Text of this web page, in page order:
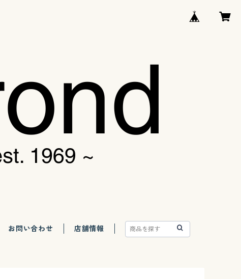
お問い合わせ 店舗情報